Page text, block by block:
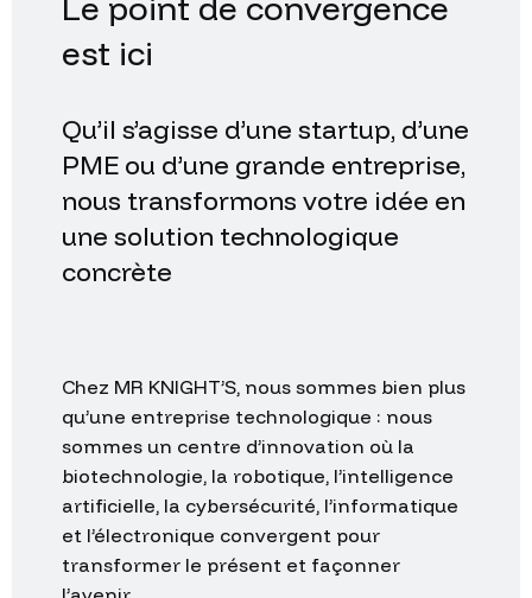
est ici
PME oud’unegrandeentreprise,
nous transformonsvotre idéeen
une solution technologique
concrète
qu’une entreprise technologique nous
sommes un centre d’innovation où la
biotechnologie, la robotique, l’intelligence
artificielle, la cybersécurité, l’informatique
et l’électronique convergent pour
transformer le présent et façonner
l’avenir.